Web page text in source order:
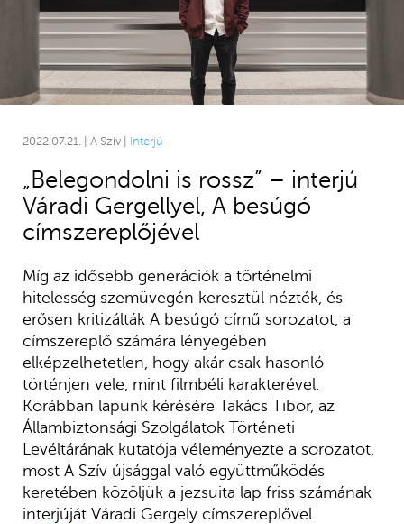
2022.07.21. | A Szív | Interjú
„Belegondolni is rossz” – interjú
Váradi Gergellyel, A besúgó
címszereplőjével
Míg az idősebb generációk a történelmi
hitelesség szemüvegén keresztül nézték, és
erősen kritizálták A besúgó című sorozatot, a
címszereplő számára lényegében
elképzelhetetlen, hogy akár csak hasonló
történjen vele, mint filmbéli karakterével.
Korábban lapunk kérésére Takács Tibor, az
Állambiztonsági Szolgálatok Történeti
Levéltárának kutatója véleményezte a sorozatot,
most A Szív újsággal való együttműködés
keretében közöljük a jezsuita lap friss számának
interjúját Váradi Gergely címszereplővel.